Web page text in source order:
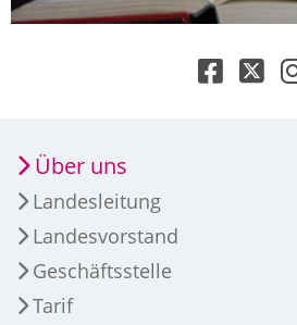
Über uns
Landesleitung
Landesvorstand
Geschäftsstelle
Tarif